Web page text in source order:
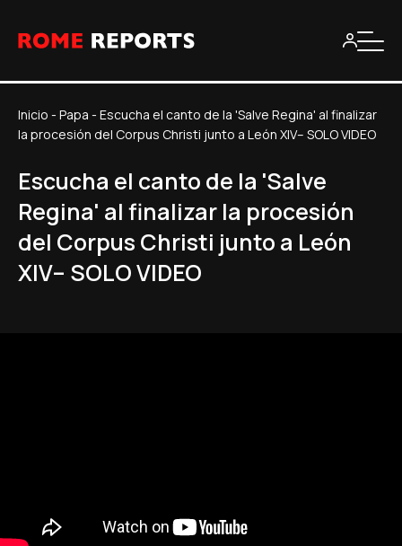
Inicio - Papa - Escucha el canto de la 'Salve Regina' al finalizar
la procesión del Corpus Christi junto a León XIV– SOLO VIDEO
Escucha el canto de la 'Salve
Regina' al finalizar la procesión
del Corpus Christi junto a León
XIV– SOLO VIDEO